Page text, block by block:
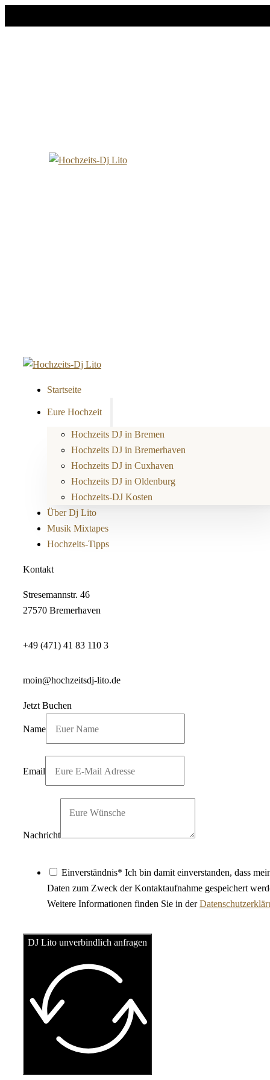
Startseite
Eure Hochzeit
Hochzeits DJ in Bremen
Hochzeits DJ in Bremerhaven
Hochzeits DJ in Cuxhaven
Hochzeits DJ in Oldenburg
Hochzeits-DJ Kosten
Über Dj Lito
Musik Mixtapes
Hochzeits-Tipps
Kontakt
Stresemannstr. 46
27570 Bremerhaven
+49 (471) 41 83 110 3
moin@hochzeitsdj-lito.de
Jetzt Buchen
Name
Email
Nachricht
Einverständnis* Ich bin damit einverstanden, dass
Daten zum Zweck der Kontaktaufnahme gespeichert
Weitere Informationen finden Sie in der
DJ Lito unverbindlich anfragen